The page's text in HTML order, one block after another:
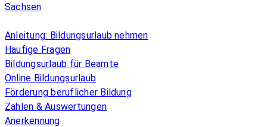
Sachsen
Anleitung: Bildungsurlaub nehmen
Häufige Fragen
Bildungsurlaub für Beamte
Online Bildungsurlaub
Förderung beruflicher Bildung
Zahlen & Auswertungen
Anerkennung